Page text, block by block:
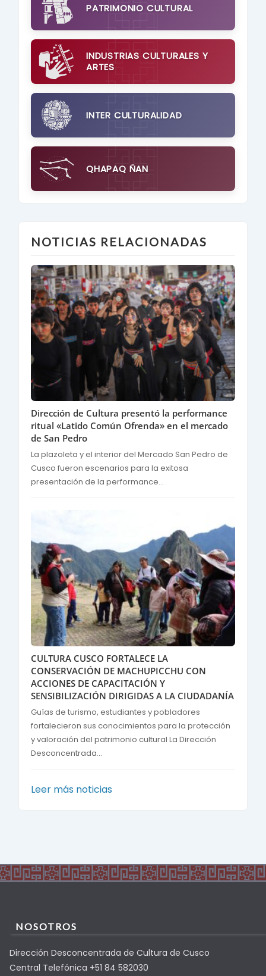
PATRIMONIO CULTURAL
INDUSTRIAS CULTURALES Y
ARTES
INTER CULTURALIDAD
QHAPAQ ÑAN
NOTICIAS RELACIONADAS
Dirección de Cultura presentó la performance
ritual «Latido Común Ofrenda» en el mercado
de San Pedro
La plazoleta y el interior del Mercado San Pedro de
Cusco fueron escenarios para la exitosa
presentación de la performance...
CULTURA CUSCO FORTALECE LA
CONSERVACIÓN DE MACHUPICCHU CON
ACCIONES DE CAPACITACIÓN Y
SENSIBILIZACIÓN DIRIGIDAS A LA CIUDADANÍA
Guías de turismo, estudiantes y pobladores
fortalecieron sus conocimientos para la protección
y valoración del patrimonio cultural La Dirección
Desconcentrada...
Leer más noticias
NOSOTROS
Dirección Desconcentrada de Cultura de Cusco
Central Telefónica +51 84 582030